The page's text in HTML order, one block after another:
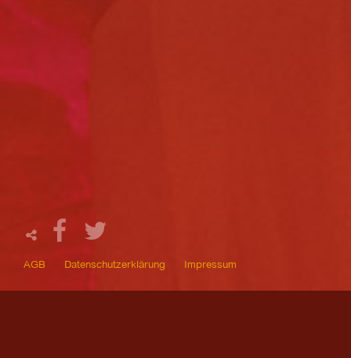
AGB Datenschutzerklärung Impressum